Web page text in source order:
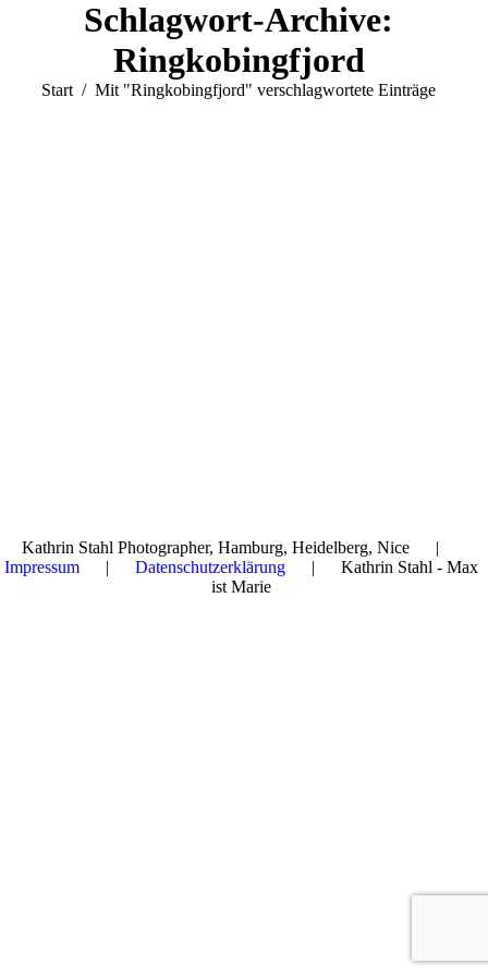
Schlagwort-Archive:
Ringkobingfjord
Sie befinden sich hier:
Start Mit "Ringkobingfjord" verschlagwortete Einträge
Kathrin Stahl Photographer, Hamburg, Heidelberg, Nice |
Impressum | Datenschutzerklärung | Kathrin Stahl - Max
ist Marie